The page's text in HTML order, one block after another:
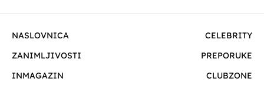
NASLOVNICA
CELEBRITY
ZANIMLJIVOSTI
PREPORUKE
INMAGAZIN
CLUBZONE